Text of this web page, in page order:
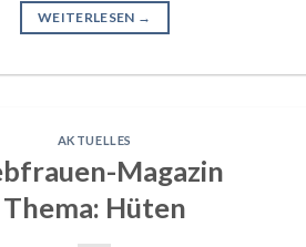
WEITERLESEN →
AKTUELLES
Magazin
Thema: Hüten